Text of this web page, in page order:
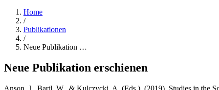
Home
/
Publikationen
/
Neue Publikation …
Neue Publikation erschienen
Anson, J., Bartl, W., & Kulczycki, A. (Eds.). (2019). Studies in the